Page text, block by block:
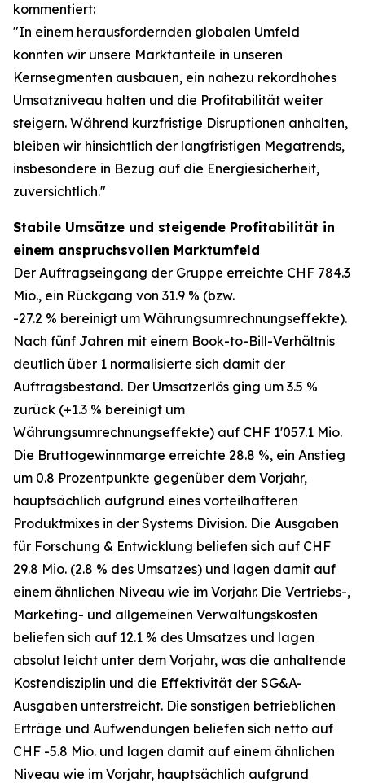
kommentiert:
"In einem herausfordernden globalen Umfeld
konnten wir unsere Marktanteile in unseren
Kernsegmenten ausbauen, ein nahezu rekordhohes
Umsatzniveau halten und die Profitabilität weiter
steigern. Während kurzfristige Disruptionen anhalten,
bleiben wir hinsichtlich der langfristigen Megatrends,
insbesondere in Bezug auf die Energiesicherheit,
zuversichtlich."
Stabile Umsätze und steigende Profitabilität in
einem anspruchsvollen Marktumfeld
Der Auftragseingang der Gruppe erreichte CHF 784.3
Mio., ein Rückgang von 31.9 % (bzw.
-27.2 % bereinigt um Währungsumrechnungseffekte).
Nach fünf Jahren mit einem Book-to-Bill-Verhältnis
deutlich über 1 normalisierte sich damit der
Auftragsbestand. Der Umsatzerlös ging um 3.5 %
zurück (+1.3 % bereinigt um
Währungsumrechnungseffekte) auf CHF 1'057.1 Mio.
Die Bruttogewinnmarge erreichte 28.8 %, ein Anstieg
um 0.8 Prozentpunkte gegenüber dem Vorjahr,
hauptsächlich aufgrund eines vorteilhafteren
Produktmixes in der Systems Division. Die Ausgaben
für Forschung & Entwicklung beliefen sich auf CHF
29.8 Mio. (2.8 % des Umsatzes) und lagen damit auf
einem ähnlichen Niveau wie im Vorjahr. Die Vertriebs-,
Marketing- und allgemeinen Verwaltungskosten
beliefen sich auf 12.1 % des Umsatzes und lagen
absolut leicht unter dem Vorjahr, was die anhaltende
Kostendisziplin und die Effektivität der SG&A-
Ausgaben unterstreicht. Die sonstigen betrieblichen
Erträge und Aufwendungen beliefen sich netto auf
CHF -5.8 Mio. und lagen damit auf einem ähnlichen
Niveau wie im Vorjahr, hauptsächlich aufgrund